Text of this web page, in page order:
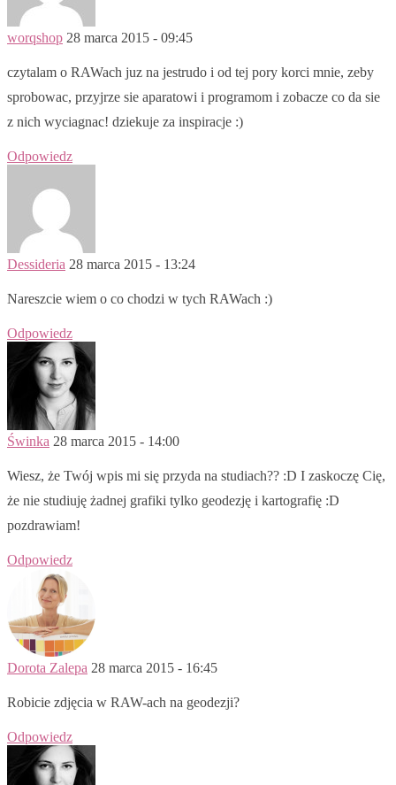
worqshop 28 marca 2015 - 09:45
czytalam o RAWach juz na jestrudo i od tej pory korci mnie, zeby
sprobowac, przyjrze sie aparatowi i programom i zobacze co da sie
z nich wyciagnac! dziekuje za inspiracje :)
Odpowiedz
Dessideria 28 marca 2015 - 13:24
Nareszcie wiem o co chodzi w tych RAWach :)
Odpowiedz
Świnka 28 marca 2015 - 14:00
Wiesz, że Twój wpis mi się przyda na studiach?? :D I zaskoczę Cię,
że nie studiuję żadnej grafiki tylko geodezję i kartografię :D
pozdrawiam!
Odpowiedz
Dorota Zalepa 28 marca 2015 - 16:45
Robicie zdjęcia w RAW-ach na geodezji?
Odpowiedz